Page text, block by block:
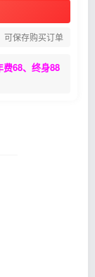
可保存购买订单
费68、终身88